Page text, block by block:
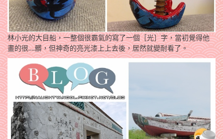
林小光的大目船，一整個很霸氣的寫了一個［光］字，當初覺得他
畫的很….髒，但神奇的亮光漆上上去後，居然就變耐看了。